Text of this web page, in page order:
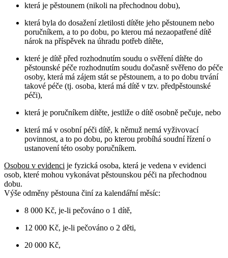
která je pěstounem (nikoli na přechodnou dobu),
která byla do dosažení zletilosti dítěte jeho pěstounem nebo
poručníkem, a to po dobu, po kterou má nezaopatřené dítě
nárok na příspěvek na úhradu potřeb dítěte,
které je dítě před rozhodnutím soudu o svěření dítěte do
pěstounské péče rozhodnutím soudu dočasně svěřeno do péče
osoby, která má zájem stát se pěstounem, a to po dobu trvání
takové péče (tj. osoba, která má dítě v tzv. předpěstounské
péči),
která je poručníkem dítěte, jestliže o dítě osobně pečuje, nebo
která má v osobní péči dítě, k němuž nemá vyživovací
povinnost, a to po dobu, po kterou probíhá soudní řízení o
ustanovení této osoby poručníkem.
Osobou v evidenci je fyzická osoba, která je vedena v evidenci
osob, které mohou vykonávat pěstounskou péči na přechodnou
dobu.
Výše odměny pěstouna činí za kalendářní měsíc:
8 000 Kč, je-li pečováno o 1 dítě,
12 000 Kč, je-li pečováno o 2 děti,
20 000 Kč,